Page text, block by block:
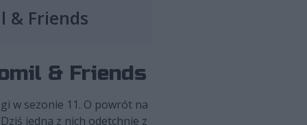
& Friends
& Friends
w sezonie 11. O powrót na
jedna z nich odetchnie z